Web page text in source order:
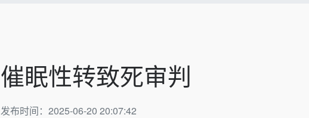
催眠性转致死审判
发布时间：2025-06-20 20:07:42